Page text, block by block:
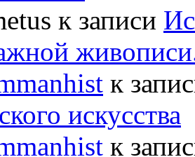
к записи
к
искусства
к